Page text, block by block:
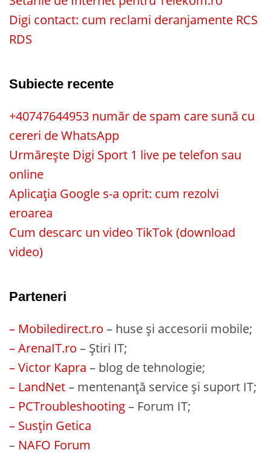
Digi contact: cum reclami deranjamente RCS
RDS
Subiecte recente
+40747644953 număr de spam care sună cu
cereri de WhatsApp
Urmărește Digi Sport 1 live pe telefon sau
online
Aplicația Google s-a oprit: cum rezolvi
eroarea
Cum descarc un video TikTok (download
video)
Parteneri
– Mobiledirect.ro – huse și accesorii mobile;
– ArenaIT.ro – Știri IT;
– Victor Kapra – blog de tehnologie;
– LandNet– mentenanță service și suport IT;
– PCTroubleshooting– Forum IT;
– Susțin Getica
– NAFO Forum